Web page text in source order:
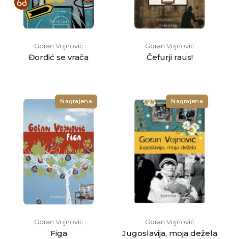
Goran Vojnović
Đorđić se vrača
Goran Vojnović
Čefurji raus!
Nagrajena
Goran Vojnović
Figa
Nagrajena
Goran Vojnović
Jugoslavija, moja dežela